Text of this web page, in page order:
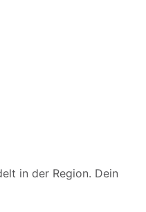
in der Region. Dein